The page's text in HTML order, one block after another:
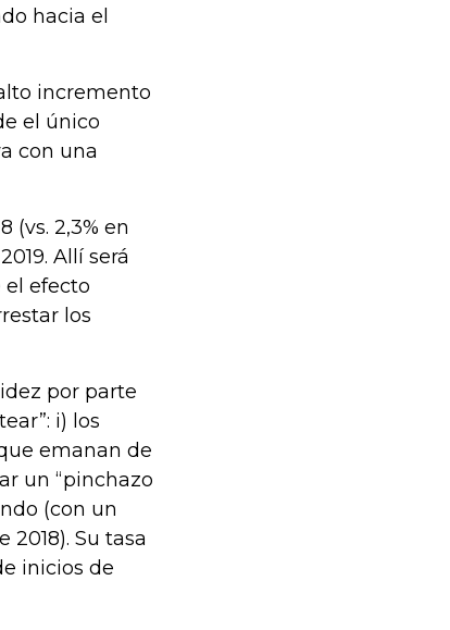
hacia el
incremento
el único
con una
(vs. 2,3% en
Allí será
el efecto
los
por parte
i) los
emanan de
un “pinchazo
(con un
Su tasa
inicios de